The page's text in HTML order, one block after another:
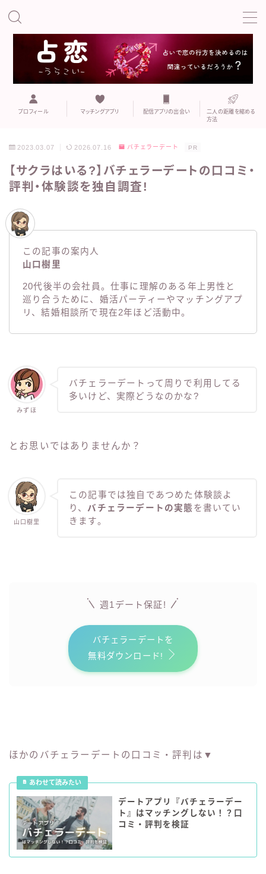
こい
MENU
プロフィール
既婚者専用マッチングアプリ
マッチングアプリ
マッチングアプリでの誘い方や注意点
二人の距離を縮める方法
おすすめの出会いの場
その他
問い合わせ
プロフィール マッチングアプリ 配信アプリの出会い
二人の距離を縮める
方法
2023.03.07 2026.07.16 バチェラーデート PR
【サクラはいる?】バチェラーデートの口コミ・
評判・体験談を独自調査!
この記事の案内人
山口樹里
20代後半の会社員。仕事に理解のある年上男性と
巡り合うために、婚活パーティーやマッチングアプ
リ、結婚相談所で現在2年ほど活動中。
みずほ
バチェラーデートって周りで利用してる
多いけど、実際どうなのかな?
とお思いではありませんか？
山口樹里
この記事では独自であつめた体験談よ
り、バチェラーデートの実態 を書いてい
きます。
週1デート保証!
バチェラーデートを
無料ダウンロード!
ほかのバチェラーデートの口コミ・評判は▼
デートアプリ『バチェラーデー
ト』はマッチングしない！？口
コミ・評判を検証